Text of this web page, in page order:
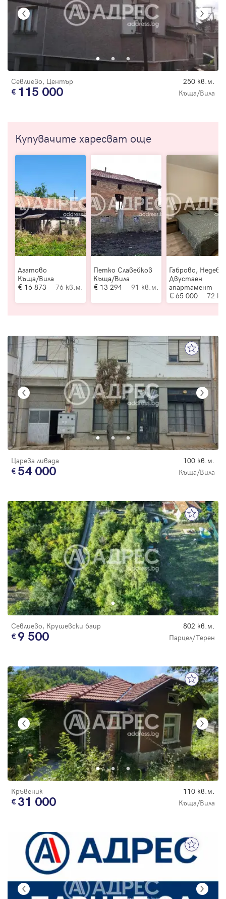
Севлиево, Център 250 кв.м.
115 000 Къща/Вила
Купувачите харесват още
Агатово
Къща/Вила
16 873
76 кв.м.
Петко Славейков
Къща/Вила
13 294
91 кв.м.
Габрово,
Двустаен
апартамент
65 000
72
Царева ливада 100 кв.м.
54 000 Къща/Вила
Севлиево, Крушевски баир 802 кв.м.
9 500 Парцел/Терен
Кръвеник 110 кв.м.
31 000 Къща/Вила